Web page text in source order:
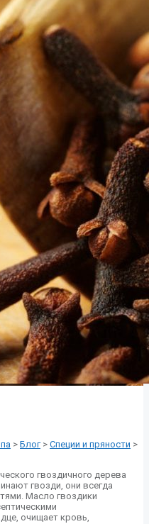
> Блог> Специи и пряности >
гвоздичного дерева
гвозди, они всегда
Масло гвоздики
очищает кровь,